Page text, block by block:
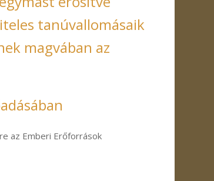
tanúvallomásaik
magvában az
az Emberi Erőforrások